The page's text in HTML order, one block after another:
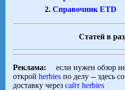
Справочник ETD
Статей в
Реклама: если нужен обзор не
открой herbies по делу -- здесь
доставку через сайт herbies